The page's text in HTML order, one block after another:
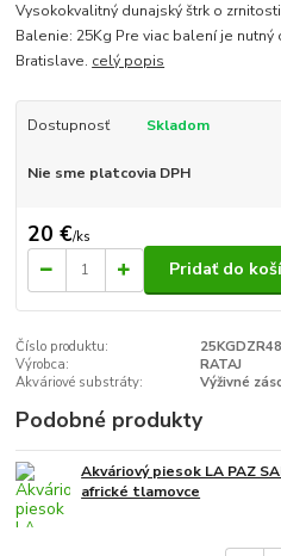
Vysokokvalitný dunajský štrk o
Balenie: 25Kg Pre viac balení je
Bratislave. celý popis
Dostupnosť Skladom
Nie sme platcovia DPH
20 €/ks
Pridať do
Číslo produktu:
25KGDZR48
Výrobca:
RATAJ
Akváriové substráty:
Výživné
Podobné produkty
Akváriový piesok LA PAZ
africké tlamovce